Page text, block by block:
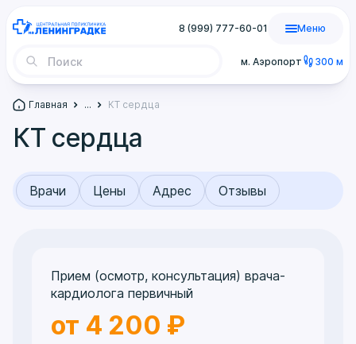
м. Аэропорт 300 м
8 (999) 777-60-01 Меню
Главная ... КТ сердца
КТ сердца
Врачи Цены Адрес Отзывы
Прием (осмотр, консультация) врача-
кардиолога первичный
от 4 200 ₽